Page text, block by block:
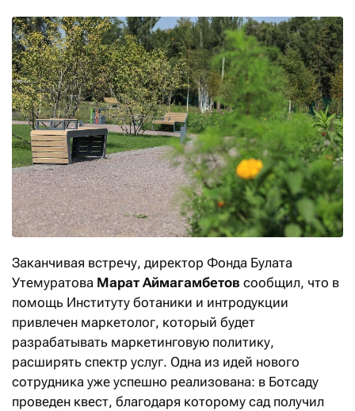
Заканчивая встречу, директор Фонда Булата
Утемуратова Марат Аймагамбетов сообщил, что в
помощь Институту ботаники и интродукции
привлечен маркетолог, который будет
разрабатывать маркетинговую политику,
расширять спектр услуг. Одна из идей нового
сотрудника уже успешно реализована: в Ботсаду
проведен квест, благодаря которому сад получил